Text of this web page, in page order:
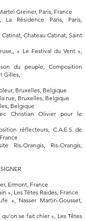
Greiner, Paris, France
La Résidence Paris, Paris,
Chateau Catinat, Saint
« Le Festival du Vent »,
du peuple, Composition
Gilles,
Bruxelles, Belgique
rue, Bruxelles, Belgique
Belgique
Christian Olivier pour le
réflecteurs, C.A.E.S de
Ris-Orangis, Ris-Orangis,
Ermont, France
», Les Têtes Raides, France
», Nasser Martin-Gousset,
se fait chier », Les Têtes